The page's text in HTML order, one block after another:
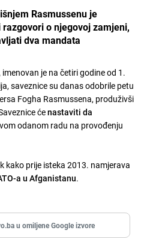
Rasmussenu je
o njegovoj zamjeni,
dva mandata
je na četiri godine od 1.
saveznice su danas odobrile petu
Fogha Rasmussena, produživši
ćenastaviti da
odanom radu na provođenju
kako prije isteka 2013. namjerava
a u Afganistanu.
u omiljene Google izvore